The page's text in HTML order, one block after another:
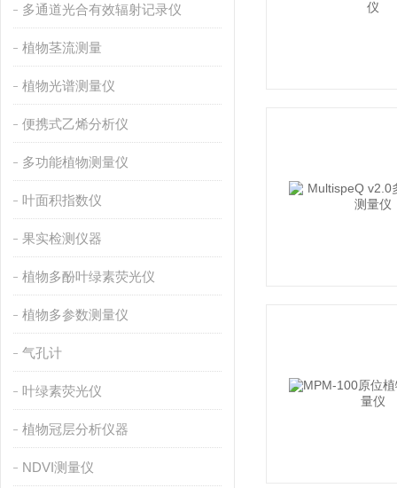
多通道光合有效辐射记录仪
植物茎流测量
植物光谱测量仪
便携式乙烯分析仪
多功能植物测量仪
叶面积指数仪
果实检测仪器
植物多酚叶绿素荧光仪
植物多参数测量仪
气孔计
叶绿素荧光仪
植物冠层分析仪器
NDVI测量仪